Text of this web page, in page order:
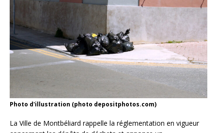
Photo d'illustration (photo depositphotos.com)
La Ville de Montbéliard rappelle la réglementation en vigueur